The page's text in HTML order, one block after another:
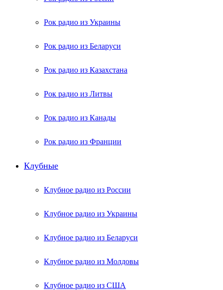
Рок радио из Украины
Рок радио из Беларуси
Рок радио из Казахстана
Рок радио из Литвы
Рок радио из Канады
Рок радио из Франции
Клубные
Клубное радио из России
Клубное радио из Украины
Клубное радио из Беларуси
Клубное радио из Молдовы
Клубное радио из США